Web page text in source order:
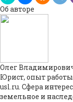
Об авторе
Олег
Юрист, опыт работы
usl.ru. Сфера
земельное и